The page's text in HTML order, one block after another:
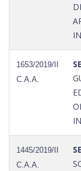
1653/2019/II
C.A.A.
1445/2019/II
C.A.A.